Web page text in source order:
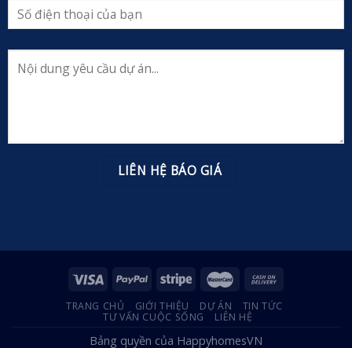
TRANG CHỦ GIỚI THIỆU DỰ ÁN
TIN TỨC
TƯ VẤN CUỘC SỐNG
LIÊN HỆ
Bảng quyền của HappyhomesVN